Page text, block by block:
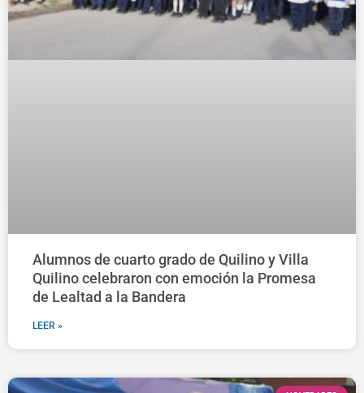
Alumnos de cuarto grado de Quilino y Villa
Quilino celebraron con emoción la Promesa
de Lealtad a la Bandera
LEER »